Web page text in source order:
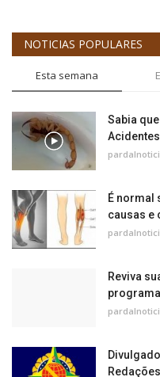
NOTICIAS POPULARES
Esta semana
Sabia
É normal
causas e
Reviva